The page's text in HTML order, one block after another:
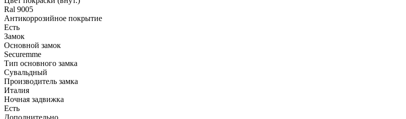
Ral 9005
Антикоррозийное покрытие
Есть
Замок
Основной замок
Securemme
Тип основного замка
Сувальдный
Производитель замка
Италия
Ночная задвижка
Есть
Дополнительно